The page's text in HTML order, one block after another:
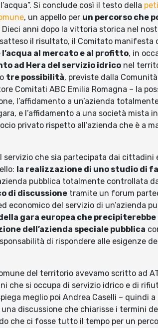
Si conclude così il testo della
, un appello per un percorso che
Dieci anni dopo la vittoria storica nel
il risultato, il Comitato manifesta
al mercato e al profitto, in
ad Hera del servizio idrico nel
tre possibilità, previste dalla
Comitati ABC Emilia Romagna – la
l’affidamento a un’azienda
e l’affidamento a una società mista
privato rispetto all’azienda che è a
servizio che sia partecipata dai cittadini
la realizzazione di uno studio di
pubblica totalmente controllata
di discussione tramite un forum
economico del servizio di un’azienda
gara europea che precipiterebbe
dell’azienda speciale pubblica
di rispondere alle esigenze
del territorio avevamo scritto ad
che si occupa di servizio idrico e di
meglio poi Andrea Caselli – quindi
discussione che chiarisse i termini
che ci fosse tutto il tempo per un